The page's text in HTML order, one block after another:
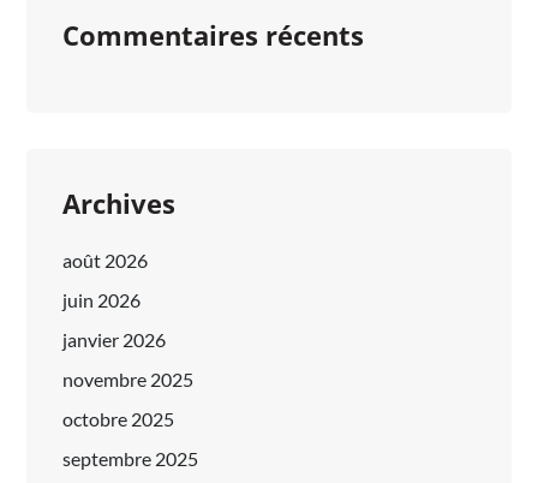
Commentaires récents
Archives
août 2026
juin 2026
janvier 2026
novembre 2025
octobre 2025
septembre 2025